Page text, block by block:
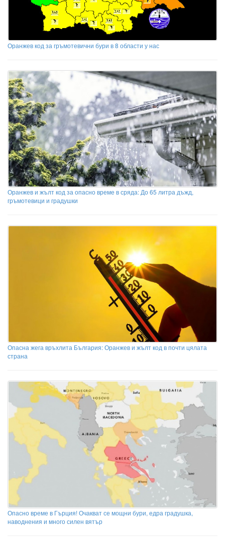
Оранжев код за гръмотевични бури в 8 области у нас
Оранжев и жълт код за опасно време в сряда: До 65 литра дъжд,
гръмотевици и градушки
Опасна жега връхлита България: Оранжев и жълт код в почти цялата
страна
Опасно време в Гърция! Очакват се мощни бури, едра градушка,
наводнения и много силен вятър